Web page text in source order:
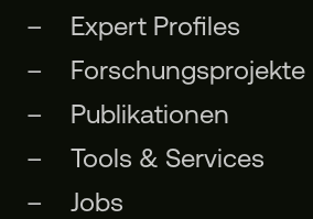
Expert Profiles
Forschungsprojekte
Publikationen
Tools & Services
Jobs